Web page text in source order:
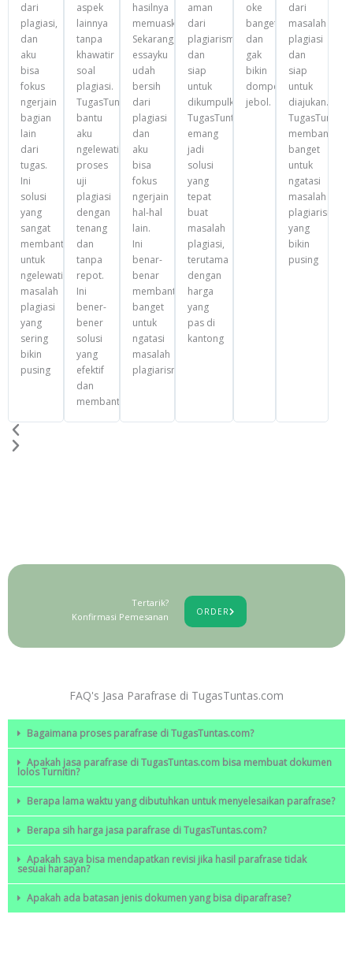
dari
plagiasi,
dan
aku
bisa
fokus
ngerjain
bagian
lain
dari
tugas.
Ini
solusi
yang
sangat
membantu
untuk
ngelewatin
masalah
plagiasi
yang
sering
bikin
pusing
aspek
lainnya
tanpa
khawatir
soal
plagiasi.
TugasTuntas.com
bantu
aku
ngelewatin
proses
uji
plagiasi
dengan
tenang
dan
tanpa
repot.
Ini
bener-
bener
solusi
yang
efektif
dan
membantu
hasilnya
memuaskan.
Sekarang,
essayku
udah
bersih
dari
plagiasi
dan
aku
bisa
fokus
ngerjain
hal-hal
lain.
Ini
benar-
benar
membantu
banget
untuk
ngatasi
masalah
plagiarisme
aman
dari
plagiarisme
dan
siap
untuk
dikumpulkan.
TugasTuntas.com
emang
jadi
solusi
yang
tepat
buat
masalah
plagiasi,
terutama
dengan
harga
yang
pas di
kantong
oke
banget
dan
gak
bikin
dompet
jebol.
dari
masalah
plagiasi
dan
siap
untuk
diajukan.
membantu
banget
untuk
ngatasi
masalah
plagiarisme
yang
bikin
pusing
Tertarik?
Konfirmasi Pemesanan
ORDER
FAQ's Jasa Parafrase di TugasTuntas.com
Bagaimana proses parafrase di TugasTuntas.com?
Apakah jasa parafrase di TugasTuntas.com bisa membuat dokumen
lolos Turnitin?
Berapa lama waktu yang dibutuhkan untuk menyelesaikan parafrase?
Berapa sih harga jasa parafrase di TugasTuntas.com?
Apakah saya bisa mendapatkan revisi jika hasil parafrase tidak
sesuai harapan?
Apakah ada batasan jenis dokumen yang bisa diparafrase?